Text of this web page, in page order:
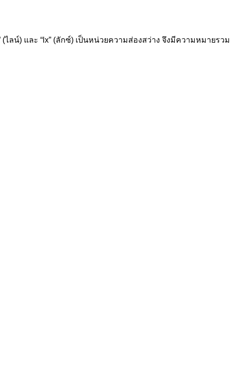
ลน์) และ “lx” (ลักซ์) เป็นหน่วยความส่องสว่าง จึงมีความหมายรวม